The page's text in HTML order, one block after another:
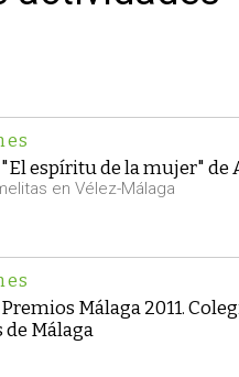
espíritu de la mujer" de
en Vélez-Málaga
Málaga 2011.
Málaga